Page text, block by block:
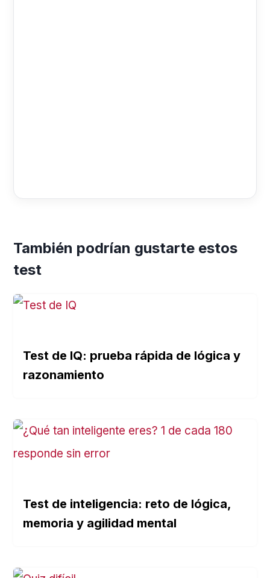
También podrían gustarte estos
test
Test de IQ: prueba rápida de lógica y
razonamiento
Test de inteligencia: reto de lógica,
memoria y agilidad mental